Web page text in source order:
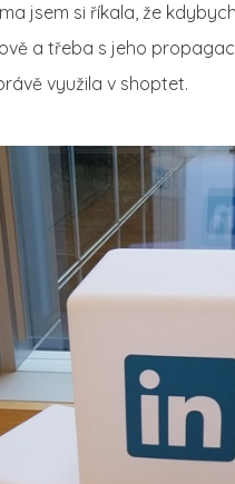
jsem si říkala, že
a třeba s jeho
využila v shoptet.